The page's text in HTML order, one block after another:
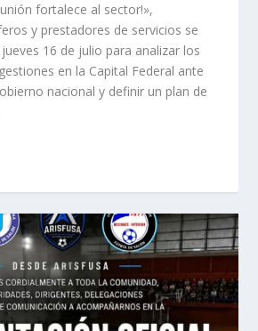
fortalece al sector!»,
y prestadores de servicios se
16 de julio para analizar los
en la Capital Federal ante
nacional y definir un plan de